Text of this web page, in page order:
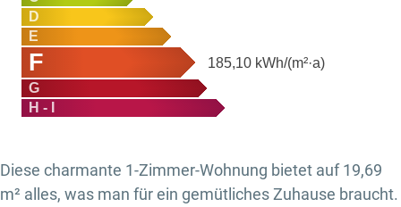
D
E
F 185,10 kWh/(m²·a)
G
H - I
Diese charmante 1-Zimmer-Wohnung bietet auf 19,69
m² alles, was man für ein gemütliches Zuhause braucht.